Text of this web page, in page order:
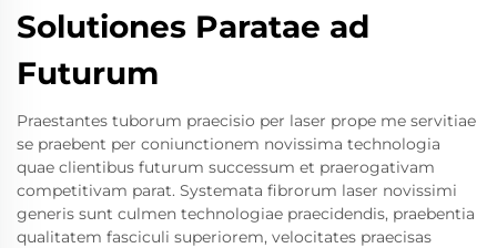
Solutiones Paratae ad
Futurum
Praestantes tuborum praecisio per laser prope me servitiae
se praebent per coniunctionem novissima technologia
quae clientibus futurum successum et praerogativam
competitivam parat. Systemata fibrorum laser novissimi
generis sunt culmen technologiae praecidendis, praebentia
qualitatem fasciculi superiorem, velocitates praecisas